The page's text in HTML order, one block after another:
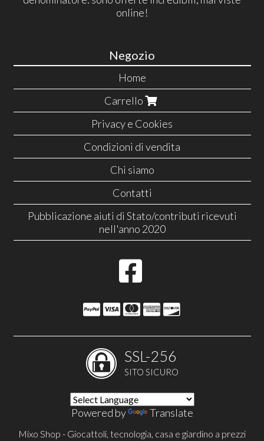
online!
Negozio
Home
Carrello
Privacy e Cookies
Condizioni di vendita
Chi siamo
Contatti
Pubblicazione aiuti di Stato/contributi ricevuti
nell'anno 2020
SSL-256
SITO SICURO
Powered by Translate
Mixo Shop - Giocattoli, tecnologia, casa e giardino a prezzi